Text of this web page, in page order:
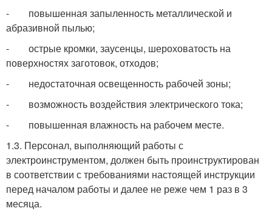
- повышенная запыленность металлической и
абразивной пылью;
- острые кромки, заусенцы, шероховатость на
поверхностях заготовок, отходов;
- недостаточная освещенность рабочей зоны;
- возможность воздействия электрического тока;
- повышенная влажность на рабочем месте.
1.3. Персонал, выполняющий работы с
электроинструментом, должен быть проинструктирован
в соответствии с требованиями настоящей инструкции
перед началом работы и далее не реже чем 1 раз в 3
месяца.